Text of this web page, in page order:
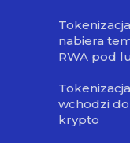
nabiera
RWA pod
wchodzi
krypto